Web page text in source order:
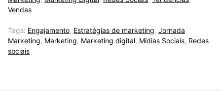
Vendas
Tags: Engajamento, Estratégias de marketing, Jornada
Marketing, Marketing, Marketing digital, Mídias Sociais, Redes
sociais